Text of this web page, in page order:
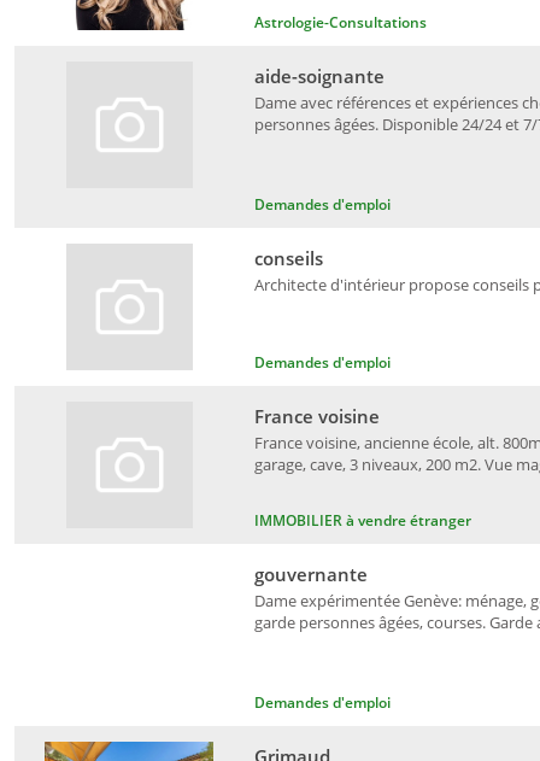
Astrologie-Consultations
Demandes d'emploi
Dame avec références et expériences
personnes âgées. Disponible 24/24 et 7/
aide-soignante
Demandes d'emploi
Architecte d'intérieur propose conseils
conseils
IMMOBILIER à vendre étranger
France voisine, ancienne école, alt.
garage, cave, 3 niveaux, 200 m2. Vue
France voisine
Demandes d'emploi
Dame expérimentée Genève:
garde personnes âgées, courses.
gouvernante
Grimaud